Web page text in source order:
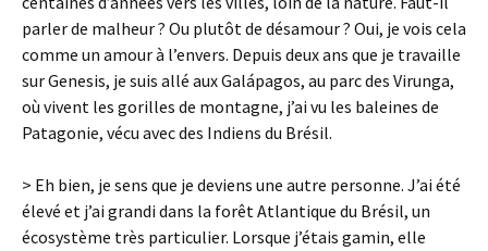
parler de malheur ? Ou plutôt de désamour ? Oui, je vois cela
comme un amour à l’envers. Depuis deux ans que je travaille
sur Genesis, je suis allé aux Galápagos, au parc des Virunga,
où vivent les gorilles de montagne, j’ai vu les baleines de
Patagonie, vécu avec des Indiens du Brésil.
> Eh bien, je sens que je deviens une autre personne. J’ai été
élevé et j’ai grandi dans la forêt Atlantique du Brésil, un
écosystème très particulier. Lorsque j’étais gamin, elle